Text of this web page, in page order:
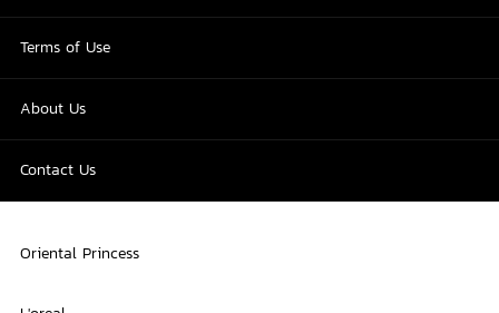
Terms of Use
About Us
Contact Us
Oriental Princess